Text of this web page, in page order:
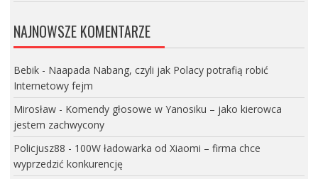
NAJNOWSZE KOMENTARZE
Bebik- Naapada Nabang, czyli jak Polacy potrafią robić
Internetowy fejm
Mirosław- Komendy głosowe w Yanosiku – jako kierowca
jestem zachwycony
Policjusz88 - 100W ładowarka od Xiaomi – firma chce
wyprzedzić konkurencję